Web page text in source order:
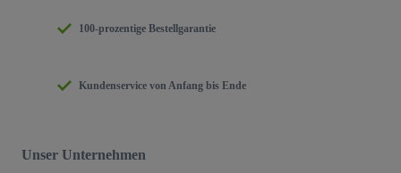
100-prozentige Bestellgarantie
Kundenservice von Anfang bis Ende
Unser Unternehmen